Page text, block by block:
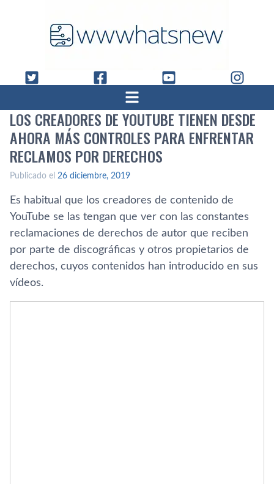
LOS CREADORES DE YOUTUBE TIENEN DESDE
AHORA MÁS CONTROLES PARA ENFRENTAR
RECLAMOS POR DERECHOS
Publicado el 26 diciembre, 2019
Es habitual que los creadores de contenido de
YouTube se las tengan que ver con las constantes
reclamaciones de derechos de autor que reciben
por parte de discográficas y otros propietarios de
derechos, cuyos contenidos han introducido en sus
vídeos.